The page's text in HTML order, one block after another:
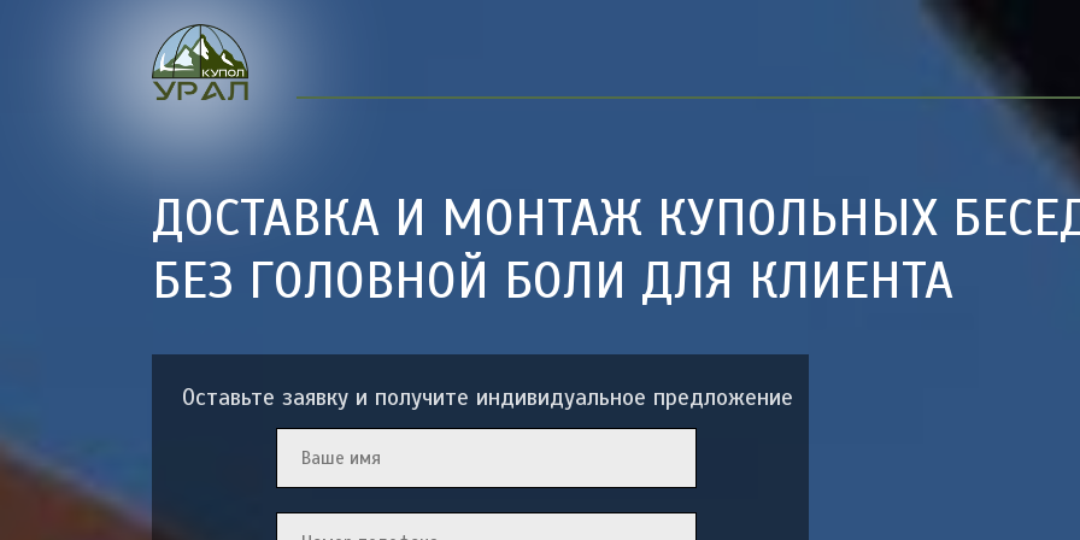
ДОСТАВКА И МОНТАЖ КУПОЛЬНЫХ
БЕЗ ГОЛОВНОЙ БОЛИ ДЛЯ КЛИЕНТА
Оставьте заявку и получите индивидуальное предложение